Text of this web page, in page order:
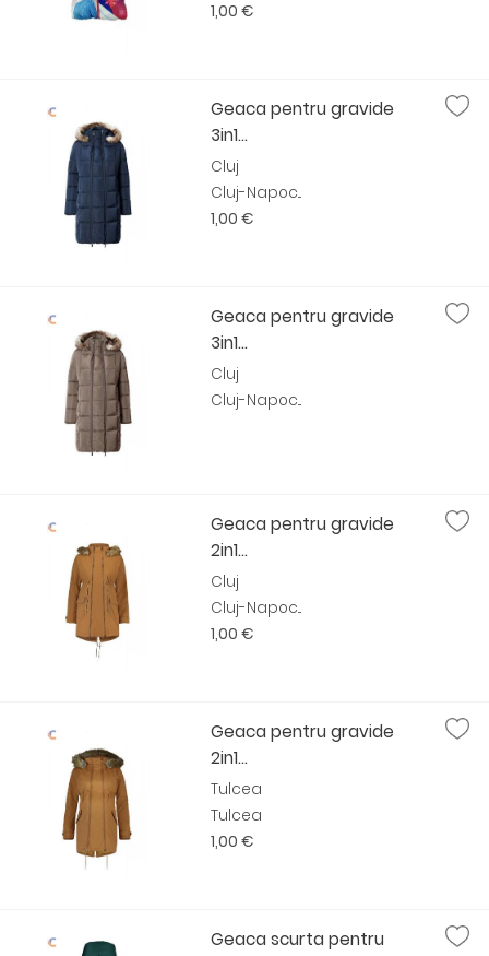
1,00 €
Geaca pentru gravide
3in1...
Cluj
Cluj-Napoc...
1,00 €
Geaca pentru gravide
3in1...
Cluj
Cluj-Napoc...
Geaca pentru gravide
2in1...
Cluj
Cluj-Napoc...
1,00 €
Geaca pentru gravide
2in1...
Tulcea
Tulcea
1,00 €
Geaca scurta pentru